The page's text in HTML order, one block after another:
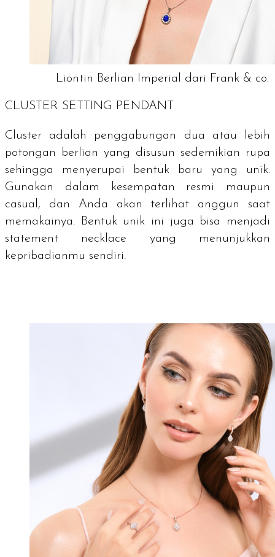
Liontin Berlian Imperial dari Frank & co.
CLUSTER SETTING PENDANT
Cluster adalah penggabungan dua atau lebih
potongan berlian yang disusun sedemikian rupa
sehingga menyerupai bentuk baru yang unik.
Gunakan dalam kesempatan resmi maupun
casual , dan Anda akan terlihat anggun saat
memakainya. Bentuk unik ini juga bisa menjadi
statement necklace yang menunjukkan
kepribadianmu sendiri.